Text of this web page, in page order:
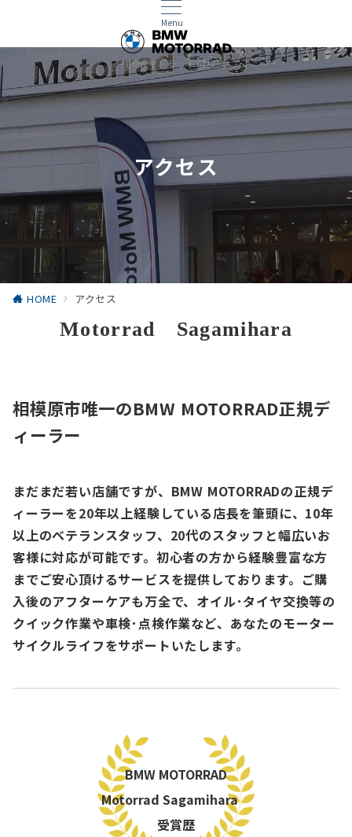
Menu
BMWモトラッド相模原
アクセス
HOME アクセス
Motorrad Sagamihara
相模原市唯一のBMW MOTORRAD正規デ
ィーラー
まだまだ若い店舗ですが、BMW MOTORRADの正規デ
ィーラーを20年以上経験している店長を筆頭に、10年
以上のベテランスタッフ、20代のスタッフと幅広いお
客様に対応が可能です。初心者の方から経験豊富な方
までご安心頂けるサービスを提供しております。ご購
入後のアフターケアも万全で、オイル･タイヤ交換等の
クイック作業や車検･点検作業など、あなたのモーター
サイクルライフをサポートいたします。
BMW MOTORRAD
Motorrad Sagamihara
受賞歴